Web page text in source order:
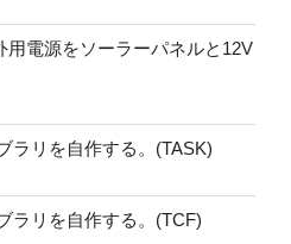
用電源をソーラーパネルと12V
ラリを自作する。(TASK)
ラリを自作する。(TCF)